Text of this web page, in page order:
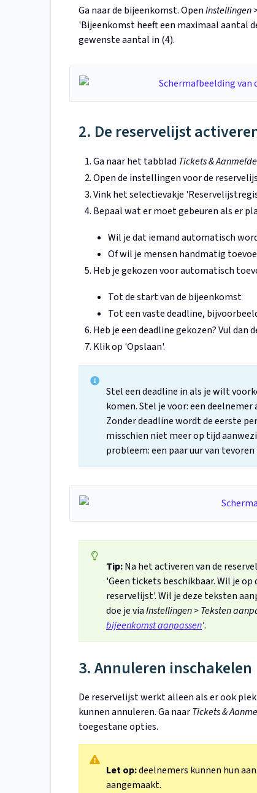
Ga naar de bijeenkomst. OpenInstellingen
'Bijeenkomst heeft een maximaal aantal
gewenste aantal in (4).
2. De reservelijst
Ga naar het tabblad Tickets &
Open de instellingen voor de
Vink het selectievakje
Bepaal wat er moet gebeuren als er
Wil je dat iemand automatisch
Of wil je mensen handmatig
Heb je gekozen voor automatisch
Tot de start van de bijeenkomst
Tot een vaste deadline,
Heb je een deadline gekozen? Vul dan
Klik op 'Opslaan'.
Stel een deadline in als je wilt
komen. Stel je voor: een
Zonder deadline wordt de eerste
misschien niet meer op tijd
probleem: een paar uur van
Tip:Na het activeren van de
'Geen tickets beschikbaar. Wil je
reservelijst'. Wil je deze teksten
doe je viaInstellingen > Teksten
bijeenkomst aanpassen'.
3. Annuleren inschakelen
De reservelijst werkt alleen als er ook
kunnen annuleren. Ga naarTickets &
toegestane opties.
Let op:deelnemers kunnen hun
aangemaakt.